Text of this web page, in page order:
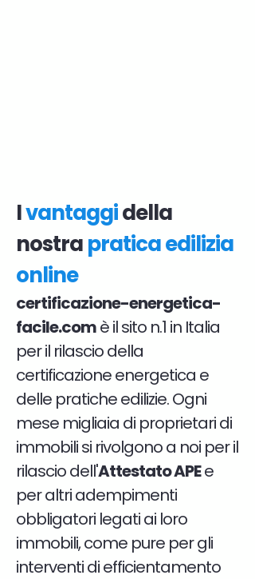
Ivantaggidella
nostrapratica edilizia
online
certificazione-energetica-
facile.comè il sito n.1 in Italia
per il rilascio della
certificazione energetica e
delle pratiche edilizie. Ogni
mese migliaia di proprietari di
immobili si rivolgono a noi per il
rilascio dell'Attestato APEe
per altri adempimenti
obbligatori legati ai loro
immobili, come pure per gli
interventi di efficientamento